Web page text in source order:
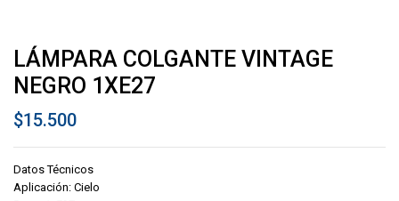
LÁMPARA COLGANTE VINTAGE
NEGRO 1XE27
$15.500
Datos Técnicos
Aplicación: Cielo